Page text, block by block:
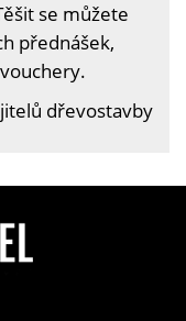
se můžete
přednášek,
dřevostavby